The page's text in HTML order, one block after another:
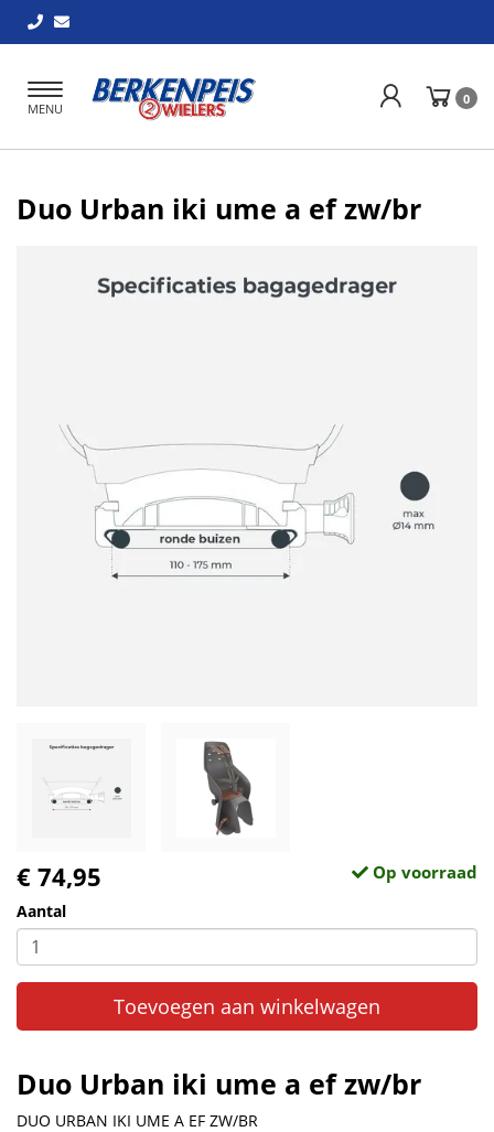
Toggle
navigation
MENU
0
Duo Urban iki ume a ef zw/br
€ 74,95 Op voorraad
Aantal
Toevoegen aan winkelwagen
Duo Urban iki ume a ef zw/br
DUO URBAN IKI UME A EF ZW/BR